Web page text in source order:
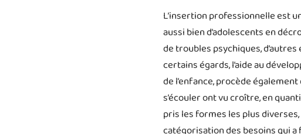
L’insertion professionnelle est
aussi bien d’adolescents en
de troubles psychiques,
certains égards, l’aide au
de l’enfance, procède
s’écouler ont vu croître, en
pris les formes les plus
catégorisation des besoins qui